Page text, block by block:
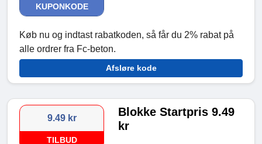
KUPONKODE
Køb nu og indtast rabatkoden, så får du 2% rabat på
alle ordrer fra Fc-beton.
Afsløre kode
9.49 kr
TILBUD
Blokke Startpris 9.49
kr